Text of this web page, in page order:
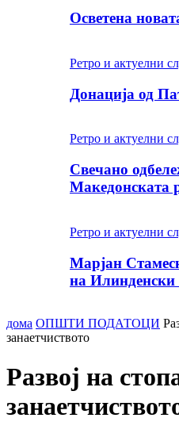
Осветена
Ретро и актуелни
Донација од
Ретро и актуелни
Свечано
Македонската
Ретро и актуелни
Марјан
на
дома ОПШТИ ПОДАТОЦИ
занаетчиството
Развој на